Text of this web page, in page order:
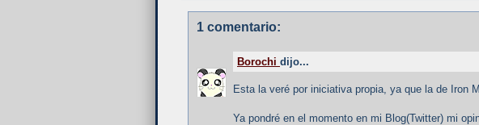
1 comentario:
Borochi dijo...
Esta la veré por iniciativa propia, ya que la de Iron
Ya pondré en el momento en mi Blog(Twitter) mi